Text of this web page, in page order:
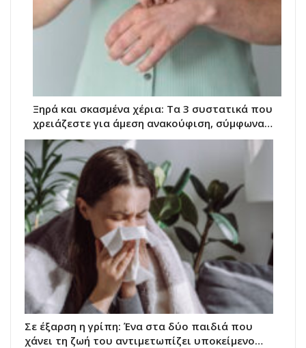
Ξηρά και σκασμένα χέρια: Τα 3 συστατικά που
χρειάζεστε για άμεση ανακούφιση, σύμφωνα…
Σε έξαρση η γρίπη: Ένα στα δύο παιδιά που
χάνει τη ζωή του αντιμετωπίζει υποκείμενο…